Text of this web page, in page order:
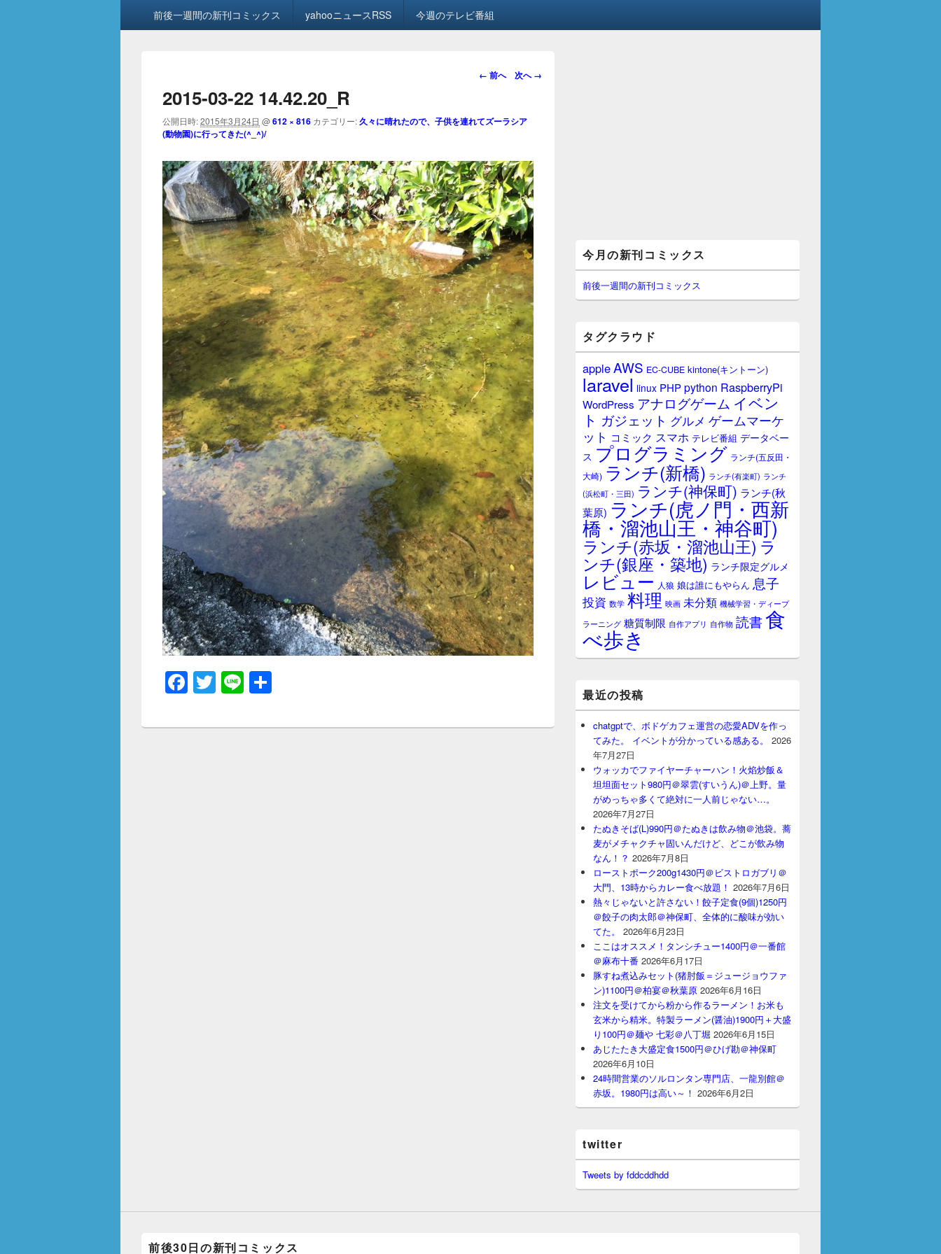
前後一週間の新刊コミックス yahooニュースRSS 今週のテレビ番組
画
ビ
シ
ョ
ン
← 前へ 次へ →
2015-03-22 14.42.20_R
公開日時:2015年3月24日 @612 × 816 カテゴリー:久々に晴れたので、子供を連れてズーラシア
(動物園)に行ってきた(^_^)/
F
c
T
tt
Li
e
イ
ン
サ
イ
ー
ジ
ッ
ト
今月の新刊コミックス
前後一週間の新刊コミックス
タグクラウド
appleAWS EC-CUBE kintone(キントーン)
laravel linux PHPpython RaspberryPi
WordPress アナログゲーム イベン
ト ガジェット グルメ ゲームマーケ
ット コミック スマホ テレビ番組 データベー
ス プログラミング ランチ(五反田・
大崎) ランチ(新橋) ランチ(有楽町) ランチ
(浜松町・三田) ランチ(神保町) ランチ(秋
葉原) ランチ(虎ノ門・西新
橋・溜池山王・神谷町)
ランチ(赤坂・溜池山王) ラ
ンチ(銀座・築地) ランチ限定グルメ
レビュー 人狼 娘は誰にもやらん 息子
投資 数学 料理 映画 未分類 機械学習・ディープ
ラーニング 糖質制限 自作アプリ 自作物 読書食
べ歩き
最近の投稿
chatgptで、ボドゲカフェ運営の恋愛ADVを作っ
てみた。 イベントが分かっている感ある。
2026
年7月27日
ウォッカでファイヤーチャーハン！火焰炒飯＆
坦坦面セット980円＠翠雲(すいうん)＠上野。量
がめっちゃ多くて絶対に一人前じゃない…。
2026年7月27日
たぬきそば(L)990円＠たぬきは飲み物＠池袋。蕎
麦がメチャクチャ固いんだけど、どこが飲み物
なん！？ 2026年7月8日
ローストポーク200g1430円＠ビストロガブリ＠
大門、13時からカレー食べ放題！ 2026年7月6日
熱々じゃないと許さない！餃子定食(9個)1250円
＠餃子の肉太郎＠神保町、全体的に酸味が効い
てた。
2026年6月23日
ここはオススメ！タンシチュー1400円＠一番館
＠麻布十番 2026年6月17日
豚すね煮込みセット(猪肘飯＝ジュージョウファ
ン)1100円＠柏宴＠秋葉原 2026年6月16日
注文を受けてから粉から作るラーメン！お米も
玄米から精米。特製ラーメン(醤油)1900円＋大盛
り100円＠麺や 七彩＠八丁堀 2026年6月15日
あじたたき大盛定食1500円＠ひげ勘＠神保町
2026年6月10日
24時間営業のソルロンタン専門店、一龍別館＠
赤坂。1980円は高い～！ 2026年6月2日
twitter
Tweets by fddcddhdd
前後30日の新刊コミックス